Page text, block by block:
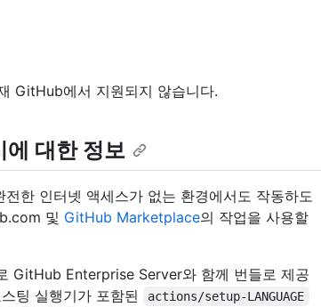
GitHub에서 지원되지 않습니다.
에 대한 정보
한 인터넷 액세스가 없는 환경에서도 작동하도
및 GitHub Marketplace의 작업을 사용할
GitHub Enterprise Server와 함께 번들로 제공
팅 실행기가 포함된
actions/setup-LANGUAGE